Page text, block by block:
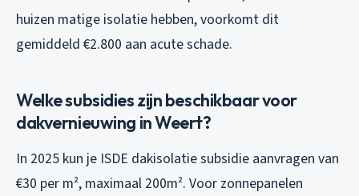
huizen matige isolatie hebben, voorkomt dit
gemiddeld €2.800 aan acute schade.
Welke subsidies zijn beschikbaar voor
dakvernieuwing in Weert?
In 2025 kun je ISDE dakisolatie subsidie aanvragen van
€30 per m², maximaal 200m². Voor zonnepanelen